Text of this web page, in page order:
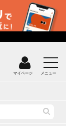
マイページ メニュー